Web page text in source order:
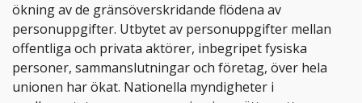
ökning av de gränsöverskridande flödena av
personuppgifter. Utbytet av personuppgifter mellan
offentliga och privata aktörer, inbegripet fysiska
personer, sammanslutningar och företag, över hela
unionen har ökat. Nationella myndigheter i